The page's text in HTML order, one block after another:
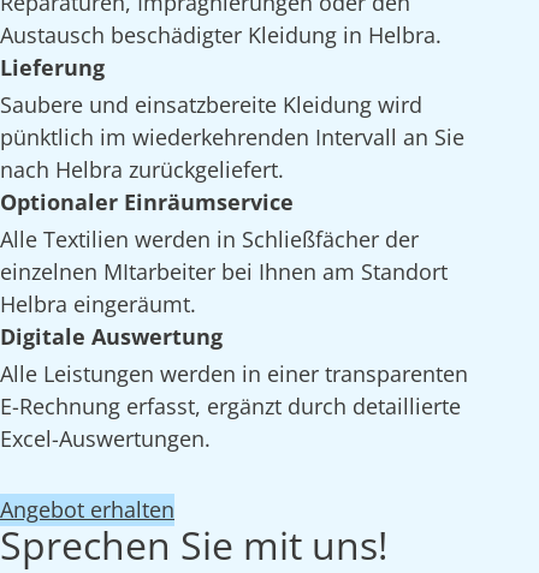
Austausch beschädigter Kleidung in Helbra.
Lieferung
Saubere und einsatzbereite Kleidung wird
pünktlich im wiederkehrenden Intervall an Sie
nach Helbra zurückgeliefert.
Optionaler Einräumservice
Alle Textilien werden in Schließfächer der
einzelnen MItarbeiter bei Ihnen am Standort
Helbra eingeräumt.
Digitale Auswertung
Alle Leistungen werden in einer transparenten
E-Rechnung erfasst, ergänzt durch detaillierte
Excel-Auswertungen.
Angebot erhalten
Sprechen Sie mit uns!